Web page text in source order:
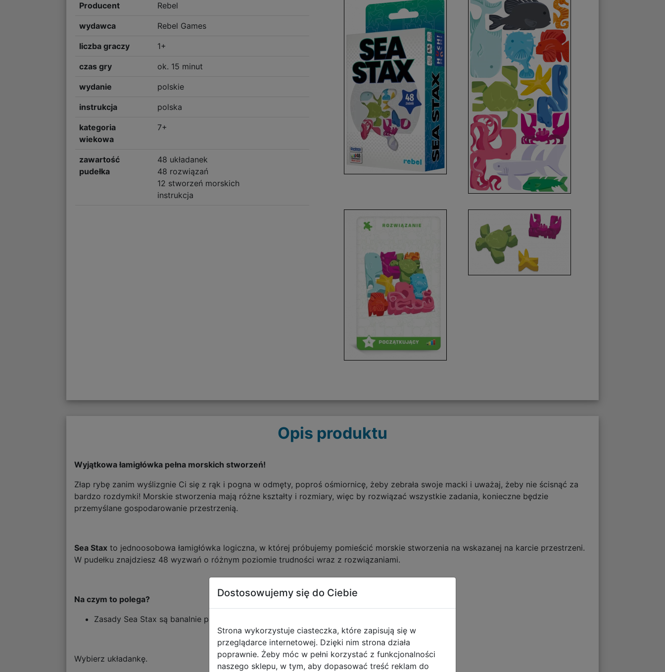
Producent Rebel
wydawca Rebel Games
liczba graczy 1+
czas gry ok. 15 minut
wydanie polskie
instrukcja polska
kategoria
wiekowa
7+
zawartość
pudełka
48 układanek
48 rozwiązań
12 stworzeń morskich
instrukcja
Opis produktu
Wyjątkowa łamigłówka pełna morskich stworzeń!
Złap rybę zanim wyślizgnie Ci się z rąk i pogna w odmęty, poproś ośmiornicę, żeby zebrała swoje macki i uważaj, żeby nie ścisnąć za
bardzo rozdymki! Morskie stworzenia mają różne kształty i rozmiary, więc by rozwiązać wszystkie zadania, konieczne będzie
przemyślane gospodarowanie przestrzenią.
Sea Stax to jednoosobowa łamigłówka logiczna, w której próbujemy pomieścić morskie stworzenia na wskazanej na karcie przestrzeni.
W pudełku znajdziesz 48 wyzwań o różnym poziomie trudności wraz z rozwiązaniami.
Na czym to polega?
Zasady Sea Stax są banalnie proste i można je zamknąć w trzech krokach:
Wybierz układankę.
Dostosowujemy się do Ciebie
Strona wykorzystuje ciasteczka, które zapisują się w
przeglądarce internetowej. Dzięki nim strona działa
poprawnie. Żeby móc w pełni korzystać z funkcjonalności
naszego sklepu, w tym, aby dopasować treść reklam do